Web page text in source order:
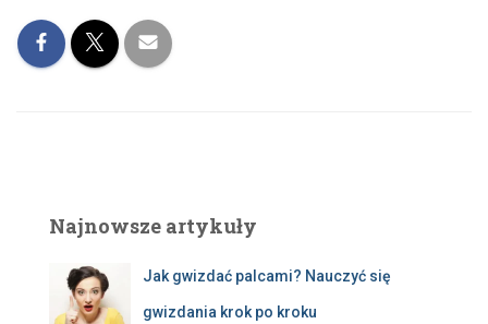
Najnowsze artykuły
Jak gwizdać palcami? Nauczyć się
gwizdania krok po kroku